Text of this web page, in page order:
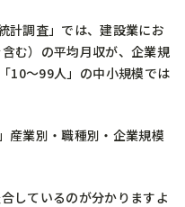
計調査」では、建設業にお
含む）の平均月収が、企業規
10〜99人」の中小規模では
産業別・職種別・企業規模
しているのが分かりますよ